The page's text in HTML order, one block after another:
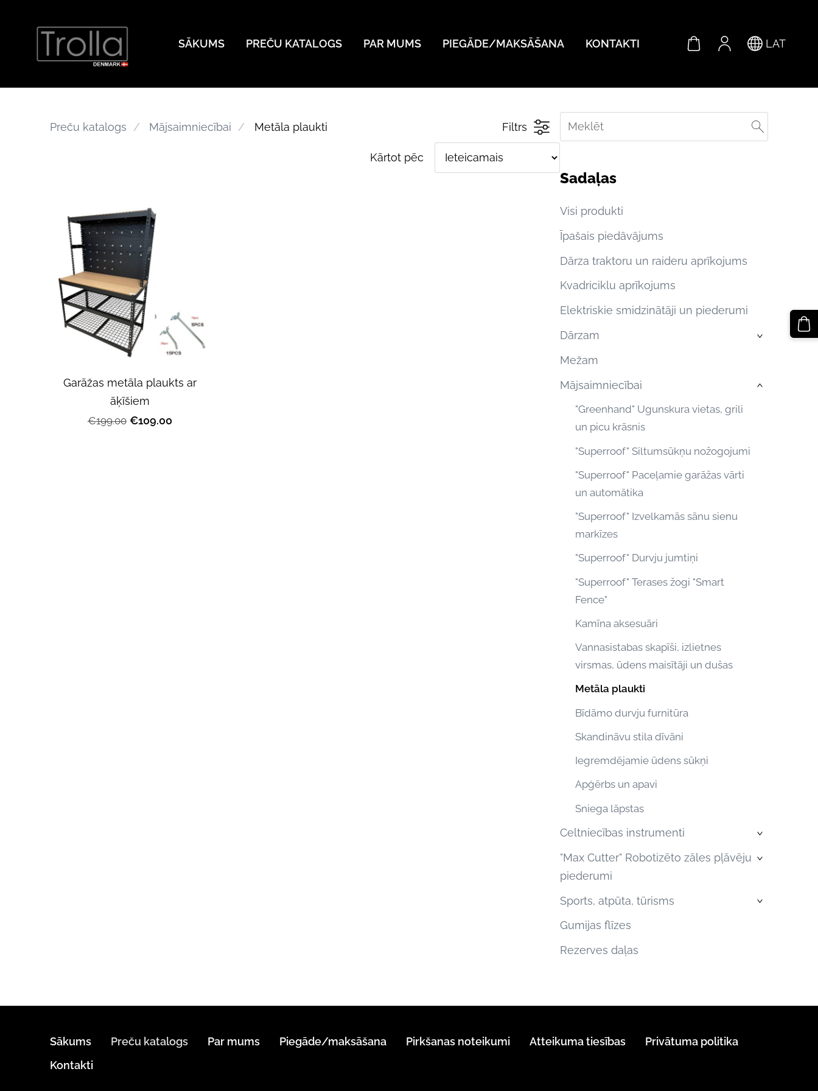
SĀKUMS PREČU KATALOGS PAR MUMS PIEGĀDE/MAKSĀŠANA KONTAKTI LAT
Sadaļas
Visi produkti
Īpašais piedāvājums
Dārza traktoru un raideru aprīkojums
Kvadriciklu aprīkojums
Elektriskie smidzinātāji un piederumi
Dārzam
›
Mežam
Mājsaimniecībai
"Greenhand" Ugunskura vietas, grili
un picu krāsnis
"Superroof" Siltumsūkņu nožogojumi
"Superroof" Paceļamie garāžas vārti
un automātika
"Superroof" Izvelkamās sānu sienu
markīzes
"Superroof" Durvju jumtiņi
"Superroof" Terases žogi "Smart
Fence"
Kamīna aksesuāri
Vannasistabas skapīši, izlietnes
virsmas, ūdens maisītāji un dušas
Metāla plaukti
Bīdāmo durvju furnitūra
Skandināvu stila dīvāni
Iegremdējamie ūdens sūkņi
Apģērbs un apavi
Sniega lāpstas
›
Celtniecības instrumenti ›
"Max Cutter" Robotizēto zāles pļāvēju
piederumi
›
Sports, atpūta, tūrisms ›
Gumijas flīzes
Rezerves daļas
Preču katalogs Mājsaimniecībai Metāla plaukti Filtrs
Kārtot pēc
Garāžas metāla plaukts ar
āķīšiem
€199.00 €109.00
Sākums Preču katalogs Par mums Piegāde/maksāšana Pirkšanas noteikumi Atteikuma tiesības
Privātuma politika
Kontakti